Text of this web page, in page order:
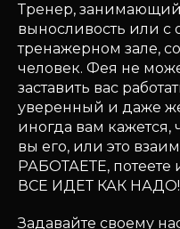
Тренер,
выносливость или с
тренажерном зале,
человек. Фея не
заставить вас
уверенный и даже
иногда вам кажется,
вы его, или это
РАБОТАЕТЕ, потеете
ВСЕ ИДЕТ КАК НАДО!
Задавайте своему